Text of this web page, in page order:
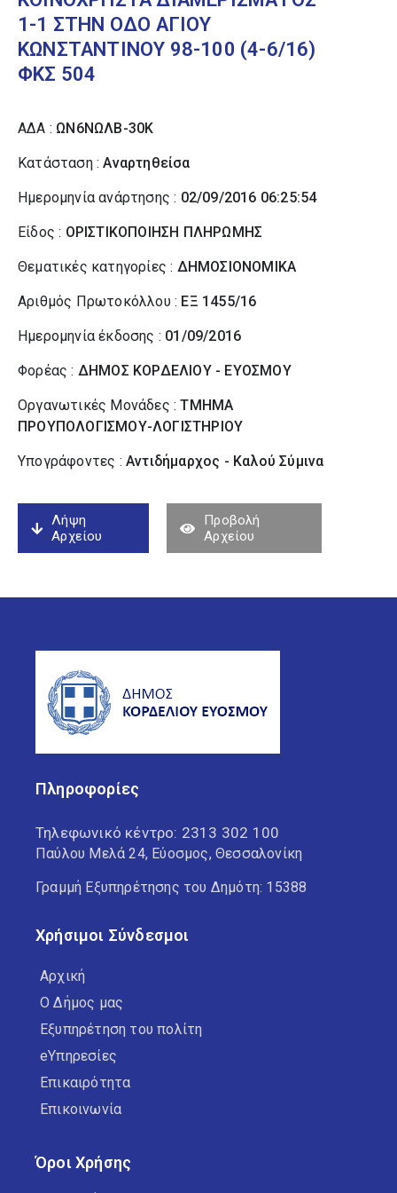
1-1 ΣΤΗΝ ΟΔΟ ΑΓΙΟΥ
ΚΩΝΣΤΑΝΤΙΝΟΥ 98-100 (4-6/16)
ΦΚΣ 504
ΑΔΑ : ΩΝ6ΝΩΛΒ-30Κ
Κατάσταση :Αναρτηθείσα
Ημερομηνία ανάρτησης : 02/09/2016 06:25:54
Είδος : ΟΡΙΣΤΙΚΟΠΟΙΗΣΗ ΠΛΗΡΩΜΗΣ
Θεματικές κατηγορίες : ΔΗΜΟΣΙΟΝΟΜΙΚΑ
Αριθμός Πρωτοκόλλου : ΕΞ 1455/16
Ημερομηνία έκδοσης : 01/09/2016
Φορέας : ΔΗΜΟΣ ΚΟΡΔΕΛΙΟΥ - ΕΥΟΣΜΟΥ
Οργανωτικές Μονάδες :ΤΜΗΜΑ
ΠΡΟΥΠΟΛΟΓΙΣΜΟΥ-ΛΟΓΙΣΤΗΡΙΟΥ
Υπογράφοντες : Αντιδήμαρχος - Καλού Σύµινα
Λήψη
Αρχείου
Προβολή
Αρχείου
Πληροφορίες
Τηλεφωνικό κέντρο: 2313 302 100
Παύλου Μελά 24, Εύοσμος, Θεσσαλονίκη
Γραμμή Εξυπηρέτησης του Δημότη: 15388
Χρήσιμοι Σύνδεσμοι
Αρχική
Ο Δήμος μας
Εξυπηρέτηση του πολίτη
eΥπηρεσίες
Επικαιρότητα
Επικοινωνία
Όροι Χρήσης